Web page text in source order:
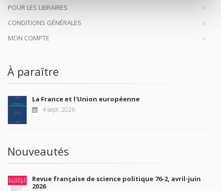
POUR LES LIBRAIRES
CONDITIONS GÉNÉRALES
MON COMPTE
À paraître
La France et l'Union européenne
4 sept. 2026
Nouveautés
Revue française de science politique 76-2, avril-juin
2026